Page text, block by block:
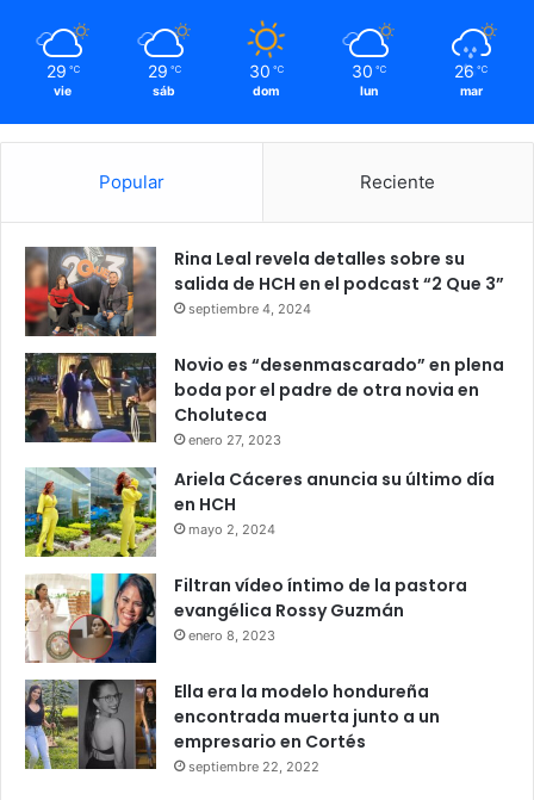
29 ℃
vie
29 ℃
sáb
30 ℃
dom
30 ℃
lun
26 ℃
mar
Popular Reciente
Rina Leal revela detalles sobre su
salida de HCH en el podcast “2 Que 3”
septiembre 4, 2024
Novio es “desenmascarado” en plena
boda por el padre de otra novia en
Choluteca
enero 27, 2023
Ariela Cáceres anuncia su último día
en HCH
mayo 2, 2024
Filtran vídeo íntimo de la pastora
evangélica Rossy Guzmán
enero 8, 2023
Ella era la modelo hondureña
encontrada muerta junto a un
empresario en Cortés
septiembre 22, 2022